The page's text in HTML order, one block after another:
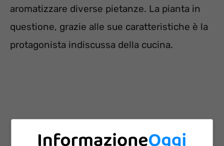
aromatizzare diverse pietanze. La pianta in
questione, grazie alle sue caratteristiche è la
protagonista indiscussa della cucina.